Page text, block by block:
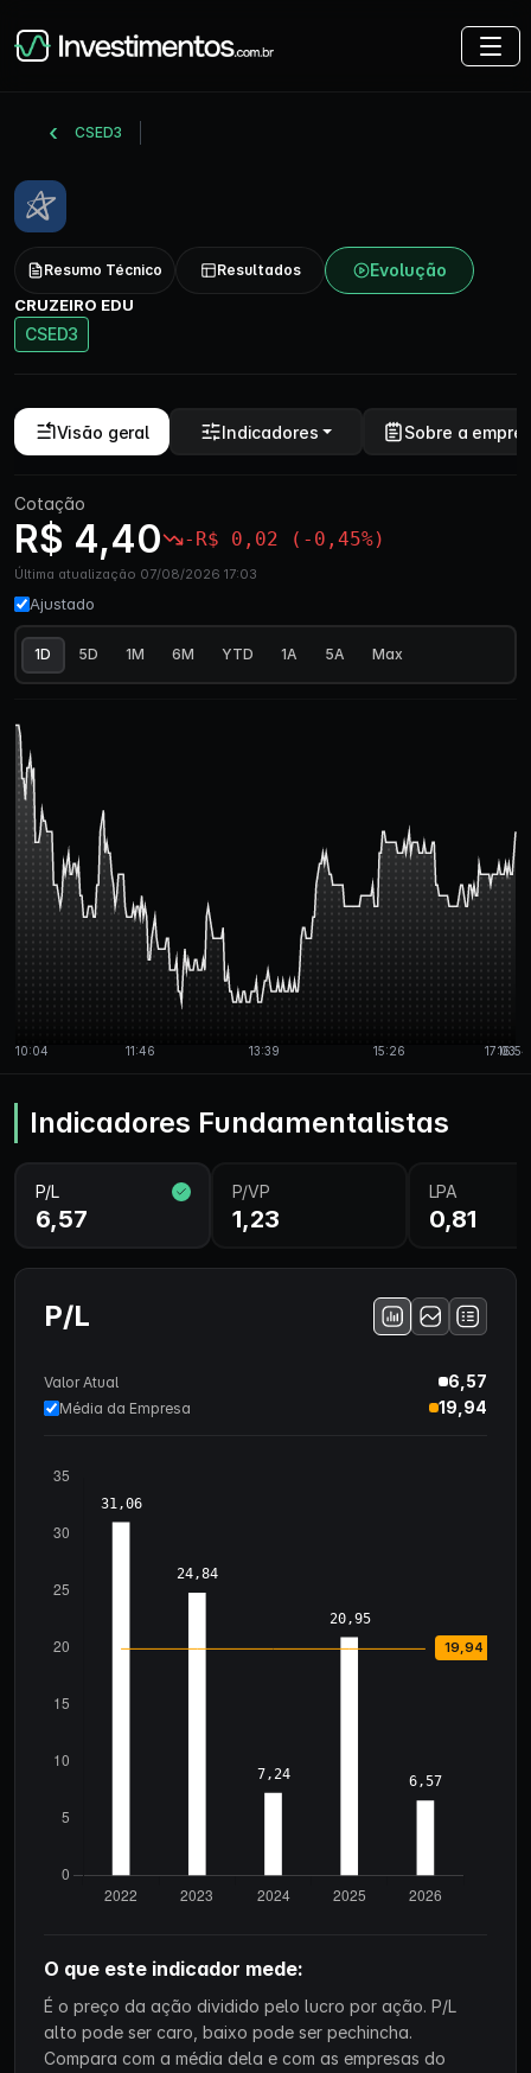
CSED3
Resumo Técnico Resultados Evolução
CRUZEIRO EDU
CSED3
Visão geral Indicadores Sobre a
Cotação
R$ 4,40 -R$ 0,02 (-0,45%)
Última atualização 07/08/2026 17:03
Ajustado
1D 5D 1M 6M YTD 1A 5A Max
Indicadores Fundamentalistas
P/L
6,57
P/VP
1,23
LPA
0,81
P/L
Valor Atual 6,57
Média da Empresa 19,94
O que este indicador mede:
É o preço da ação dividido pelo lucro por ação. P/L
alto pode ser caro, baixo pode ser pechincha.
Compara com a média dela e com as empresas do